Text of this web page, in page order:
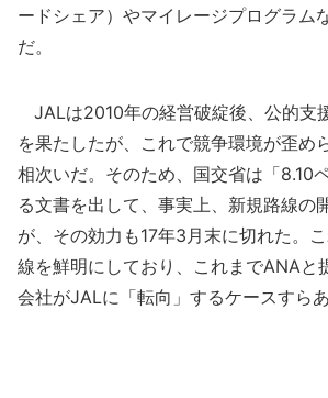
ードシェア）やマイレージプログラム
だ。
JALは2010年の経営破綻後、公的支
を果たしたが、これで競争環境が歪め
相次いだ。そのため、国交省は「8.10
る文書を出して、事実上、新規路線の
が、その効力も17年3月末に切れた。
線を鮮明にしており、これまでANAと
会社がJALに「転向」するケースすらあ